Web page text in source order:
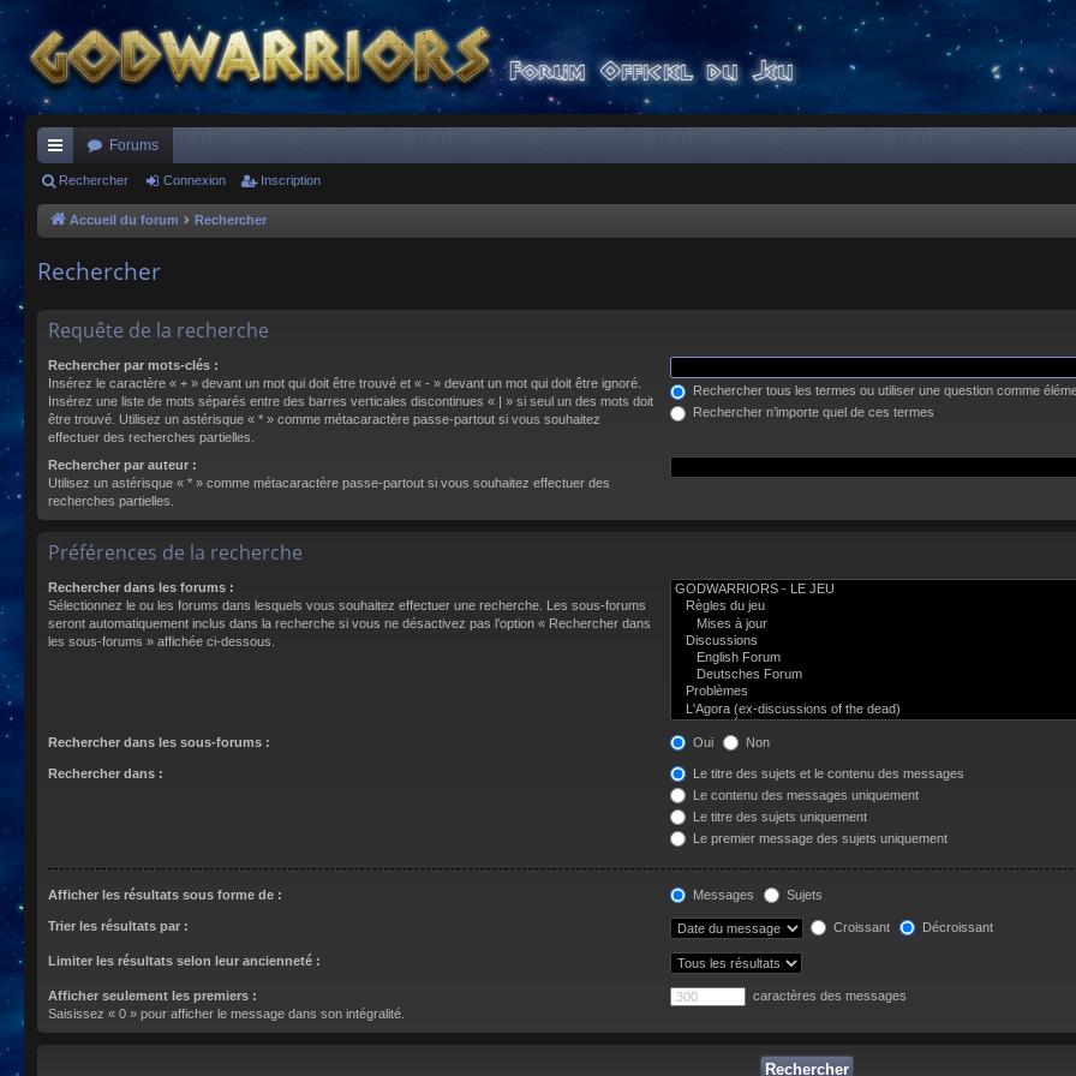
ac
co
s
Forums
Rechercher Connexion Inscription
Accueil du forum Rechercher
Rechercher
Requête de la recherche
Rechercher par mots-clés :
Insérez le caractère « + » devant un mot qui doit être trouvé et « - » devant un mot qui doit être ignoré.
Insérez une liste de mots séparés entre des barres verticales discontinues « | » si seul un des mots doit
être trouvé. Utilisez un astérisque « * » comme métacaractère passe-partout si vous souhaitez
effectuer des recherches partielles.
Rechercher tous les termes ou utiliser une question comme
Rechercher n’importe quel de ces termes
Rechercher par auteur :
Utilisez un astérisque « * » comme métacaractère passe-partout si vous souhaitez effectuer des
recherches partielles.
Préférences de la recherche
Rechercher dans les forums :
Sélectionnez le ou les forums dans lesquels vous souhaitez effectuer une recherche. Les sous-forums
seront automatiquement inclus dans la recherche si vous ne désactivez pas l’option « Rechercher dans
les sous-forums » affichée ci-dessous.
Rechercher dans les sous-forums : Oui Non
Rechercher dans :
Le titre des sujets et le contenu des messages
Le contenu des messages uniquement
Le titre des sujets uniquement
Le premier message des sujets uniquement
Afficher les résultats sous forme de : Messages Sujets
Trier les résultats par : Croissant Décroissant
Limiter les résultats selon leur ancienneté :
Afficher seulement les premiers :
Saisissez « 0 » pour afficher le message dans son intégralité.
caractères des messages